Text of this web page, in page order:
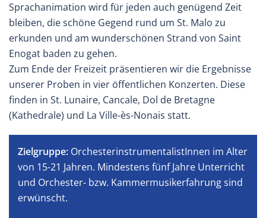
Sprachanimation wird für jeden auch genügend Zeit
bleiben, die schöne Gegend rund um St. Malo zu
erkunden und am wunderschönen Strand von Saint
Enogat baden zu gehen.
Zum Ende der Freizeit präsentieren wir die Ergebnisse
unserer Proben in vier öffentlichen Konzerten. Diese
finden in St. Lunaire, Cancale, Dol de Bretagne
(Kathedrale) und La Ville-ès-Nonais statt.
Zielgruppe: OrchesterinstrumentalistInnen im Alter
von 15-21 Jahren. Mindestens fünf Jahre Unterricht
und Orchester- bzw. Kammermusikerfahrung sind
erwünscht.